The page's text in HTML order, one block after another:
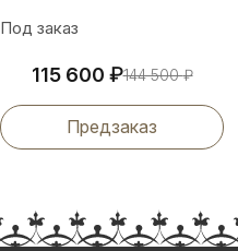
Под заказ
115 600 ₽144 500₽
Предзаказ